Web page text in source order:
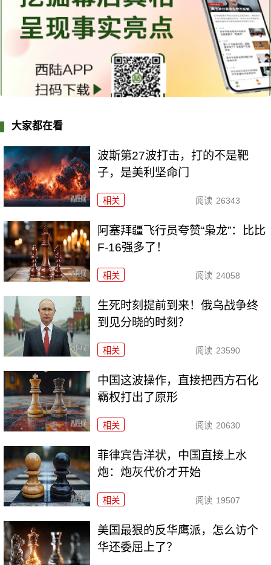
大家都在看
波斯第27波打击，打的不是靶
子，是美利坚命门
相关 阅读 26343
阿塞拜疆飞行员夸赞“枭龙”：比比
F-16强多了！
相关 阅读 24058
生死时刻提前到来！俄乌战争终
到见分晓的时刻？
相关 阅读 23590
中国这波操作，直接把西方石化
霸权打出了原形
相关 阅读 20630
菲律宾告洋状，中国直接上水
炮：炮灰代价才开始
相关 阅读 19507
美国最狠的反华鹰派，怎么访个
华还委屈上了？